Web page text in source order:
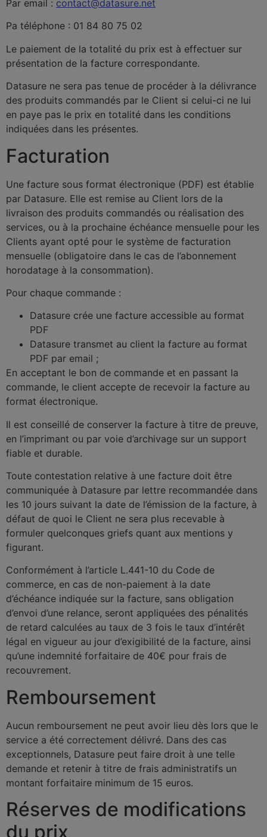
Par email : contact@datasure.net
Pa téléphone : 01 84 80 75 02
Le paiement de la totalité du prix est à effectuer sur
présentation de la facture correspondante.
Datasure ne sera pas tenue de procéder à la délivrance
des produits commandés par le Client si celui-ci ne lui
en paye pas le prix en totalité dans les conditions
indiquées dans les présentes.
Facturation
Une facture sous format électronique (PDF) est établie
par Datasure. Elle est remise au Client lors de la
livraison des produits commandés ou réalisation des
services, ou à la prochaine échéance mensuelle pour les
Clients ayant opté pour le système de facturation
mensuelle (obligatoire dans le cas de l’abonnement
horodatage à la consommation).
Pour chaque commande :
Datasure crée une facture accessible au format
PDF
Datasure transmet au client la facture au format
PDF par email ;
En acceptant le bon de commande et en passant la
commande, le client accepte de recevoir la facture au
format électronique.
Il est conseillé de conserver la facture à titre de preuve,
en l’imprimant ou par voie d’archivage sur un support
fiable et durable.
Toute contestation relative à une facture doit être
communiquée à Datasure par lettre recommandée dans
les 10 jours suivant la date de l’émission de la facture, à
défaut de quoi le Client ne sera plus recevable à
formuler quelconques griefs quant aux mentions y
figurant.
Conformément à l’article L.441-10 du Code de
commerce, en cas de non-paiement à la date
d’échéance indiquée sur la facture, sans obligation
d’envoi d’une relance, seront appliquées des pénalités
de retard calculées au taux de 3 fois le taux d’intérêt
légal en vigueur au jour d’exigibilité de la facture, ainsi
qu’une indemnité forfaitaire de 40€ pour frais de
recouvrement.
Remboursement
Aucun remboursement ne peut avoir lieu dès lors que le
service a été correctement délivré. Dans des cas
exceptionnels, Datasure peut faire droit à une telle
demande et retenir à titre de frais administratifs un
montant forfaitaire minimum de 15 euros.
Réserves de modifications
du prix